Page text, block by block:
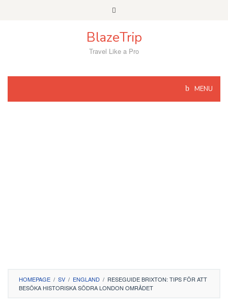
BlazeTrip
Travel Like a Pro
MENU
HOMEPAGE / SV / ENGLAND / RESEGUIDE BRIXTON: TIPS FÖR ATT
BESÖKA HISTORISKA SÖDRA LONDON OMRÅDET